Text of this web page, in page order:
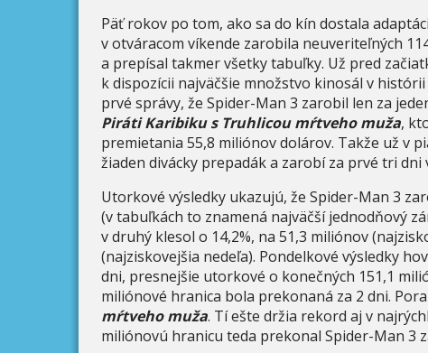
Päť rokov po tom, ako sa do kín dostala
v otváracom víkende zarobila neuveriteľných
a prepísal takmer všetky tabuľky. Už pred
k dispozícii najväčšie množstvo kinosál v
prvé správy, že Spider-Man 3 zarobil len za
Piráti Karibiku s Truhlicou mŕtveho muža,
premietania 55,8 miliónov dolárov. Takže už v
žiaden divácky prepadák a zarobí za prvé tri
Utorkové výsledky ukazujú, že Spider-Man 3
(v tabuľkách to znamená najväčší jednodňový
v druhý klesol o 14,2%, na 51,3 miliónov
(najziskovejšia nedeľa). Pondelkové výsledky
dni, presnejšie utorkové o konečných 151,1
miliónové hranica bola prekonaná za 2 dni.
mŕtveho muža. Tí ešte držia rekord aj v
miliónovú hranicu teda prekonal Spider-Man 3